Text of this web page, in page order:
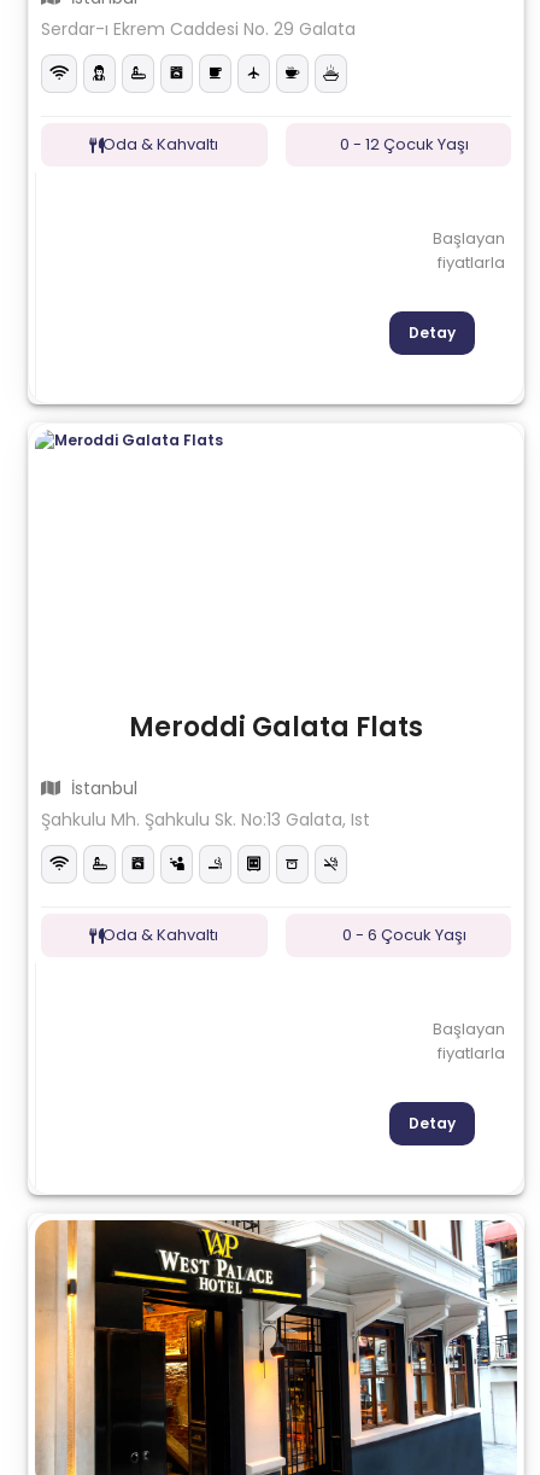
Serdar-ı Ekrem Caddesi No. 29 Galata
Oda & Kahvaltı 0 - 12 Çocuk Yaşı
Başlayan
fiyatlarla
Detay
Meroddi Galata Flats
İstanbul
Şahkulu Mh. Şahkulu Sk. No:13 Galata, Ist
Oda & Kahvaltı 0 - 6 Çocuk Yaşı
Başlayan
fiyatlarla
Detay